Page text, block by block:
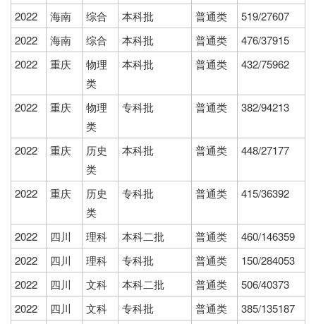
2022 海南 综合 本科批 普通类
519/27607
2022
海南 综合 本科批 普通类
476/37915
2022
重庆
物理
类
本科批 普通类 432/75962
2022 重庆
物理
类
专科批 普通类 382/94213
2022 重庆
历史
类
本科批 普通类 448/27177
2022 重庆
历史
类
专科批 普通类 415/36392
2022 四川 理科 本科二批 普通类
460/146359
2022
四川 理科 专科批 普通类
150/284053
2022
四川 文科 本科二批 普通类
506/40373
2022
四川 文科 专科批 普通类
385/135187